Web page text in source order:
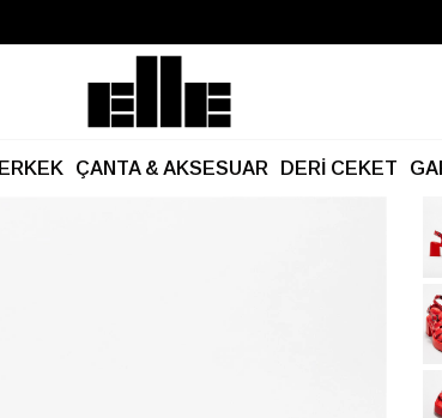
Kargo Ücretsiz!
ERKEK ÇANTA & AKSESUAR DERİ CEKET